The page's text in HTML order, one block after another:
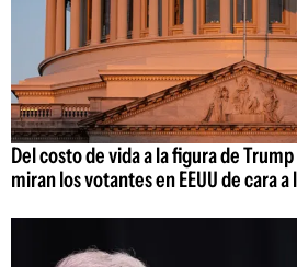
Del costo de vida a la figura de
miran los votantes en EEUU de cara